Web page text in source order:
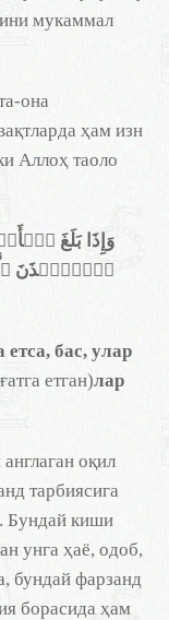
мукаммал
она
ҳам изн
Аллоҳ таоло
وَإِذَا بَلَغَ
ٱسۡتَ‍ٔۡذَنَ
бас, улар
етган)лар
оқил
тарбиясига
Бундай киши
унга ҳаё, одоб,
бундай фарзанд
борасида ҳам